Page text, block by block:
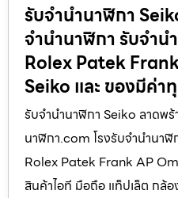
รับจํานํานาฬิกา
จำนำนาฬิกา รับจำ
Rolex Patek
Seiko และ ของมีค่า
รับจํานํานาฬิกา Seiko ลาดพร้
นาฬิกา.com โรงรับจำนำนา
Rolex Patek Frank AP
สินค้าไอที มือถือ แท็ปเล็ต กล้